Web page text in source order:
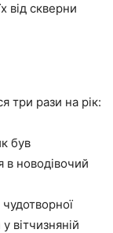
від скверни
три рази на рік:
був
в новодівочий
вітчизняній